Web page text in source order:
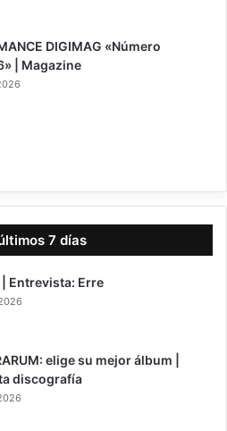
DIGIMAG «Número
| Magazine
7 días
| Entrevista: Erre
elige su mejor álbum |
discografía